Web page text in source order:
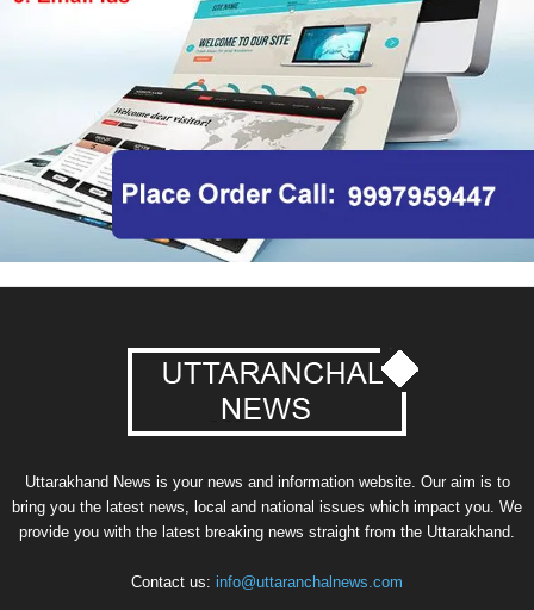
Uttarakhand News is your news and information website. Our aim is to
bring you the latest news, local and national issues which impact you. We
provide you with the latest breaking news straight from the Uttarakhand.
Contact us: info@uttaranchalnews.com